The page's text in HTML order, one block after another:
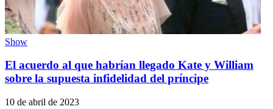
Show
El acuerdo al que habrían llegado Kate y William
sobre la supuesta infidelidad del príncipe
10 de abril de 2023